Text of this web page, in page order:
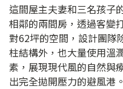
這間屋主夫妻和三名孩子
相鄰的兩間房，透過客變
對62坪的空間，設計團隊
柱結構外，也大量使用溫
素，展現現代風的自然與
出完全拋開壓力的避風港。